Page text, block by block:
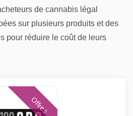
de cannabis légal
sur plusieurs produits et des
pour réduire le coût de leurs
Offres